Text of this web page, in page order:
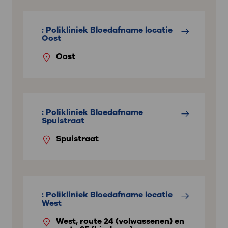
: Polikliniek Bloedafname locatie
Oost
Oost
: Polikliniek Bloedafname
Spuistraat
Spuistraat
: Polikliniek Bloedafname locatie
West
West, route 24 (volwassenen) en